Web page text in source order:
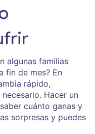
algunas familias
fin de mes? En
rápido,
Hacer un
cuánto ganas y
sorpresas y puedes